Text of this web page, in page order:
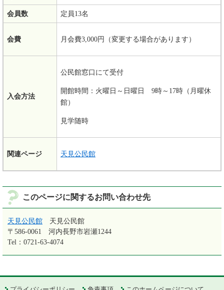
会員数 定員13名
会費 月会費3,000円（変更する場合があります）
入会方法
公民館窓口にて受付
開館時間：火曜日～日曜日 9時～17時（月曜休
館）
見学随時
関連ページ 天見公民館
このページに関するお問い合わせ先
天見公民館
天見公民館
〒586-0061
河内長野市岩瀬1244
Tel：0721-63-4074